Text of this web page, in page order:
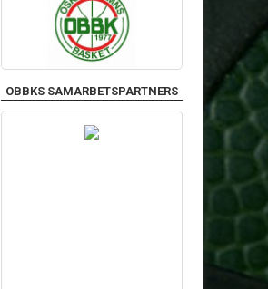
OBBKS SAMARBETSPARTNERS